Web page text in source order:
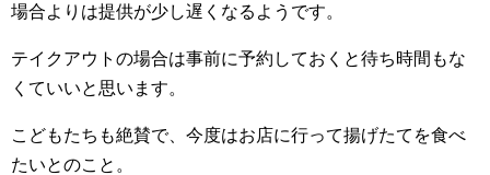
場合よりは提供が少し遅くなるようです。
テイクアウトの場合は事前に予約しておくと待ち時間もな
くていいと思います。
こどもたちも絶賛で、今度はお店に行って揚げたてを食べ
たいとのこと。